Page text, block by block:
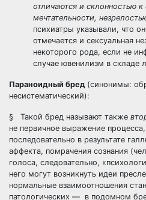
отличаются и склонностью к
мечтательности,
психиатры указывали, что
отмечается и сексуальная
некоторого рода, если не
случае ювенилизм в складе
Параноидный бред (синонимы:
несистематический):
§ Такой бред называют также
не первичное выражение
последовательно в результате
аффекта, помрачения сознания
голоса, следовательно,
него могут возникнуть идеи
нормальные взаимоотношения
патологических — в подомном